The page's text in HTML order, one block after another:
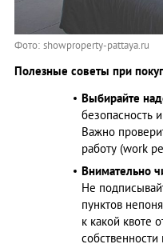
Фото: showproperty-pattaya.ru
Полезные советы при
Выбирайте
безопасность
Важно
работу (work
Внимательно
Не
пунктов
к какой квоте